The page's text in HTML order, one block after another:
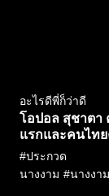
อะไรดีพี่ก็ว่าดี
โอปอล สุชาตา
แรกและคนไท
#ประกวด
นางงาม #นางงาม